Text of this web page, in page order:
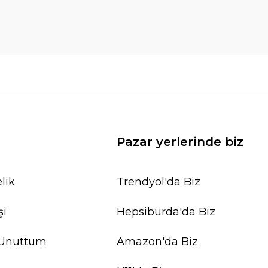
Pazar yerlerinde biz
Trendyol'da Biz
Hepsiburda'da Biz
Amazon'da Biz